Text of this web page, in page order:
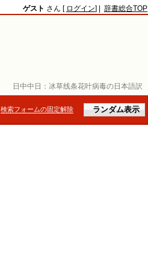
日中中日： 冰草线条花叶病毒の日本語訳
ゲスト さん [ ログイン] | 辞書総合TOP
検索フォームの固定解除